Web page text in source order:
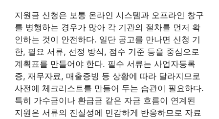
지원금 신청은 보통 온라인 시스템과 오프라인 창구
를 병행하는 경우가 많아 각 기관의 절차를 먼저 확
인하는 것이 안전하다. 일단 공고를 만나면 신청 기
한, 필요 서류, 선정 방식, 점수 기준 등을 중심으로
계획표를 만들어야 한다. 필수 서류는 사업자등록
증, 재무자료, 매출증빙 등 상황에 따라 달라지므로
사전에 체크리스트를 만들어 두는 습관이 필요하다.
특히 가수금이나 환급금 같은 자금 흐름이 연계된
지원은 서류의 진실성에 민감하게 반응하므로 자료